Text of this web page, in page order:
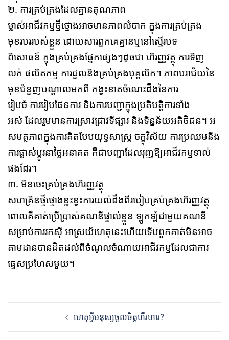
២. ការគ្រប់គ្រងដែលគ្មានគុណភាព
ម្ចាស់អាជីវកម្មថ្មីថ្មោងអាចមានភាពលំបាក ក្នុងការគ្រប់គ្រង
មុខរបររបស់ខ្លួន ដោយសារពួកគេគ្មានឬនៅស្ទើរបទ
ពិសោធន៍ ក្នុងគ្រប់គ្រងផ្នែកផ្សេងៗដូចជា ហិរញ្ញវត្ថុ ការទិញ
លក់ ផលិតកម្ម ការជួលនិងគ្រប់គ្រងបុគ្គលិក។ ភាពបរាជ័យនៃ
មុខជំនួញបណ្ដាលមកពី កង្វះខាតចំណេះដឹងនៃការ
រៀបចំ ការរៀបផែនការ និងការបញ្ជាក្នុងប្រតិបត្តិការទាំង
អស់ ដែលរួមមានការស្រាវជ្រាវទីផ្សារ និងទិន្នន័យអតិថិជន។ អ
សមត្ថភាពក្នុងការគិតបែបយុទ្ធសាស្ត្រ ចក្ខុវិស័យ ការប្រឈមនឹង
ការផ្លាស់ប្ដូរនាថ្ងៃអនាគត ក៏ជាបញ្ហាដែលរុញឱ្យអាជីវកម្មទាល់
ផងដែរ។
៣. មិនចេះគ្រប់គ្រងហិរញ្ញវត្ថុ
សហគ្រិនថ្មីថ្មោងខ្លះខ្វះការយល់ដឹងពីរបៀបគ្រប់គ្រងហិរញ្ញវត្ថុ
ពោលគឺគាត់ប្រើប្រាស់គណនីផ្ទាល់ខ្លួន ឡូកឡំជាមួយគណនី
សម្រាប់ការរកស៊ី អាស្រយ័ហេតុនេះហើយទើបពួកគាត់មិនអាច
តាមដានបានដិតដល់ពីចំណូលចំណាយអាជីវកម្មដែលជាការ
ធ្វេសប្រហែសមួយ។
navigation ហេតុអ្វីមនុស្សចូលចិត្តហឺរហារ?